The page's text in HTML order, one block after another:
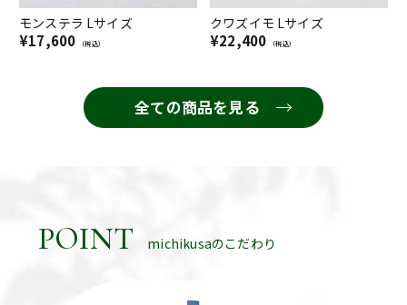
モンステラ Lサイズ
¥17,600 （税込）
クワズイモ Lサイズ
¥22,400 （税込）
全ての商品を見る
POINT michikusaのこだわり